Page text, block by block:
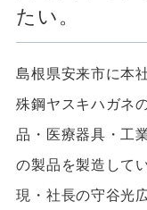
たい。
島根県安来市に本
殊鋼ヤスキハガネ
品・医療器具・工
の製品を製造して
現・社長の守谷光